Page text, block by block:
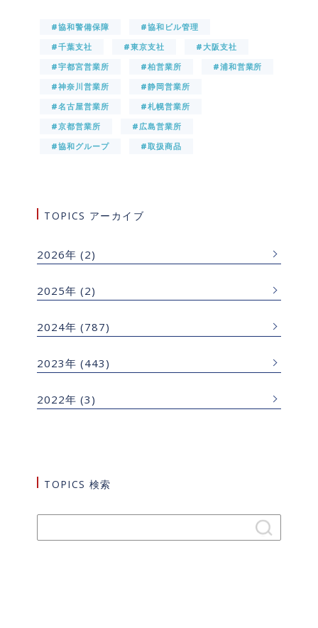
#協和警備保障
#協和ビル管理
#千葉支社
#東京支社
#大阪支社
#宇都宮営業所
#柏営業所
#浦和営業所
#神奈川営業所
#静岡営業所
#名古屋営業所
#札幌営業所
#京都営業所
#広島営業所
#協和グループ
#取扱商品
TOPICS アーカイブ
2026年 (2)
2025年 (2)
2024年 (787)
2023年 (443)
2022年 (3)
TOPICS 検索